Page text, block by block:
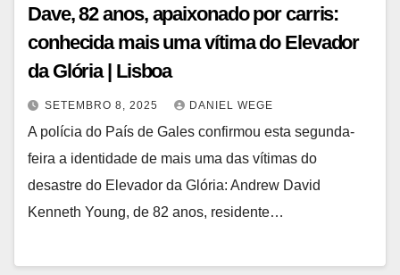
Dave, 82 anos, apaixonado por carris:
conhecida mais uma vítima do Elevador
da Glória | Lisboa
SETEMBRO 8, 2025 DANIEL WEGE
A polícia do País de Gales confirmou esta segunda-
feira a identidade de mais uma das vítimas do
desastre do Elevador da Glória: Andrew David
Kenneth Young, de 82 anos, residente…